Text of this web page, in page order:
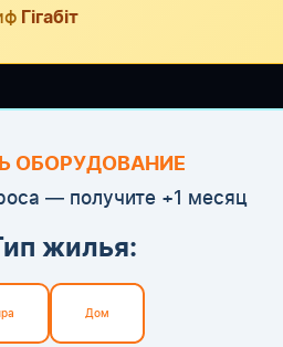
Гігабіт
ОБОРУДОВАНИЕ
— получите +1 месяц
жилья:
Дом